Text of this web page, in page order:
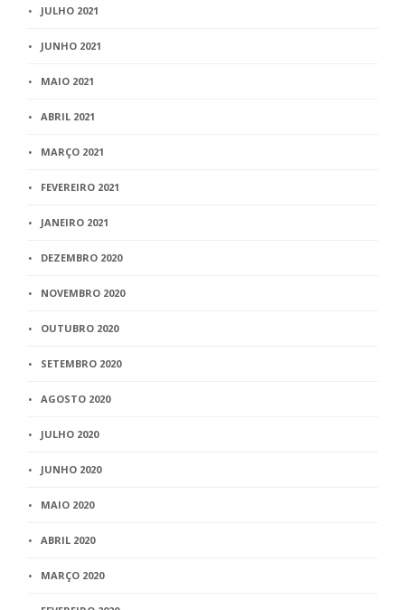
JULHO 2021
JUNHO 2021
MAIO 2021
ABRIL 2021
MARÇO 2021
FEVEREIRO 2021
JANEIRO 2021
DEZEMBRO 2020
NOVEMBRO 2020
OUTUBRO 2020
SETEMBRO 2020
AGOSTO 2020
JULHO 2020
JUNHO 2020
MAIO 2020
ABRIL 2020
MARÇO 2020